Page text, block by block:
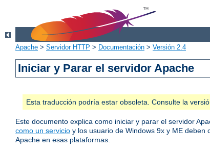
Apache > Servidor HTTP > Documentación > Versión 2.4
Iniciar y Parar el servidor Apache
Esta traducción podría estar obsoleta. Consulte la
Este documento explica como iniciar y parar el servidor
como un servicio y los usuario de Windows 9x y ME deben
Apache en esas plataformas.